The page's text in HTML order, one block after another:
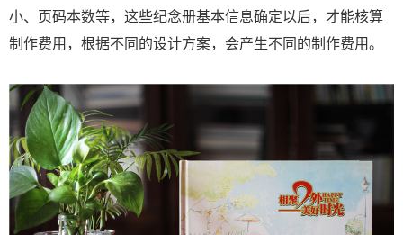
小、页码本数等，这些纪念册基本信息确定以后，才能核算
制作费用，根据不同的设计方案，会产生不同的制作费用。